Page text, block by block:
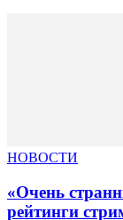
НОВОСТИ
«Очень
рейтинги